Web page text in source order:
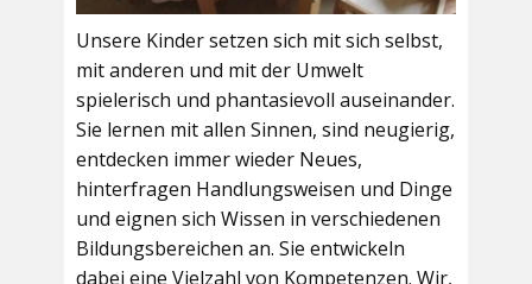
Unsere Kinder setzen sich mit sich selbst,
mit anderen und mit der Umwelt
spielerisch und phantasievoll auseinander.
Sie lernen mit allen Sinnen, sind neugierig,
entdecken immer wieder Neues,
hinterfragen Handlungsweisen und Dinge
und eignen sich Wissen in verschiedenen
Bildungsbereichen an. Sie entwickeln
dabei eine Vielzahl von Kompetenzen. Wir,